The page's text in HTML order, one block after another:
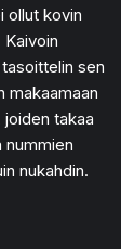
ollut kovin
sen
makaamaan
takaa
nummien
nukahdin.